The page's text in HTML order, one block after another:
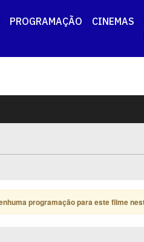
PROGRAMAÇÃO CINEMAS